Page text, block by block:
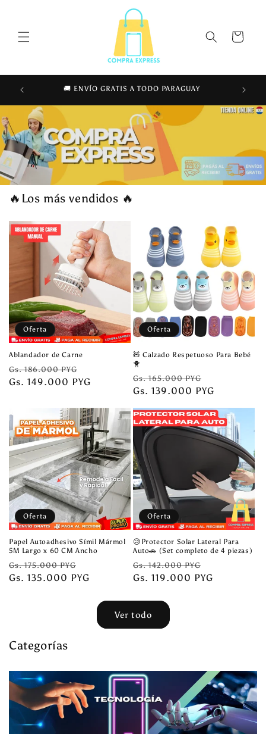
Carrito
🚚 ENVÍO GRATIS A TODO PARAGUAY
🔥Los más vendidos 🔥
Oferta
Ablandador de Carne
Precio
habitual
Gs. 186.000 PYG
de
Gs. 149.000 PYG
Oferta
🧸 Calzado Respetuoso Para Bebé
🐥
Precio
habitual
Gs. 165.000 PYG
de
Gs. 139.000 PYG
Oferta
Papel Autoadhesivo Símil Mármol
5M Largo x 60 CM Ancho
Precio
habitual
Gs. 175.000 PYG
de
Gs. 135.000 PYG
Oferta
😥Protector Solar Lateral Para
Auto🚗 (Set completo de 4 piezas)
Precio
habitual
Gs. 142.000 PYG
de
Gs. 119.000 PYG
Ver todo
Categorías